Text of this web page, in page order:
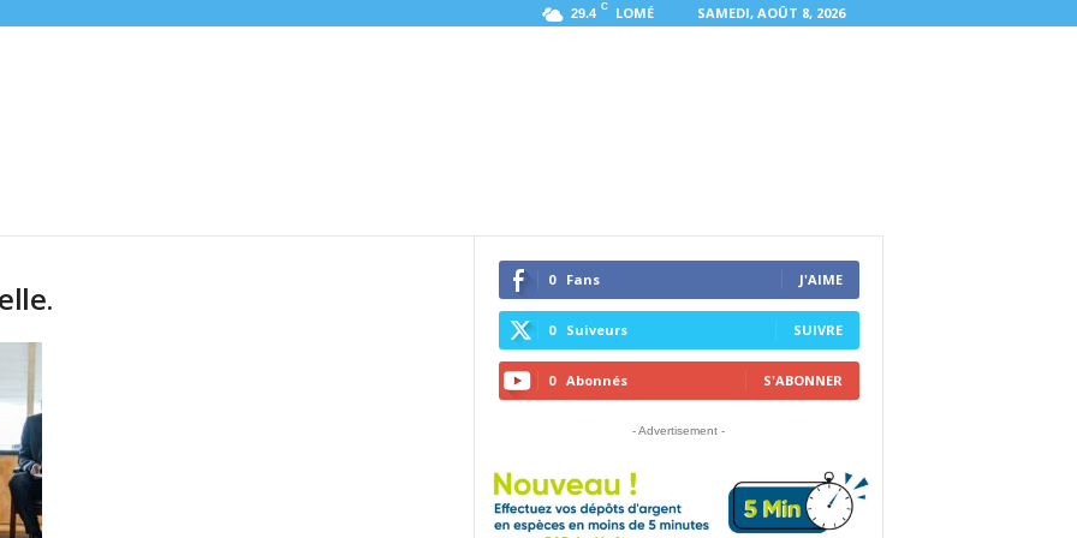
29.4 C LOMÉ SAMEDI, AOÛT 8, 2026
0 Fans J'AIME
0 Suiveurs SUIVRE
0 Abonnés S'ABONNER
- Advertisement -